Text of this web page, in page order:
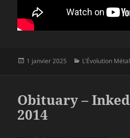
Publié
1 janvier 2025 Catégories
L'Évolution
Obituary –
2014